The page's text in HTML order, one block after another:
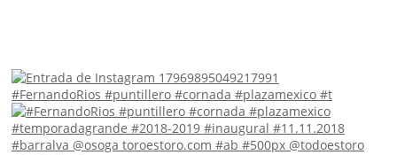
#FernandoRios #puntillero #cornada #plazamexico #t